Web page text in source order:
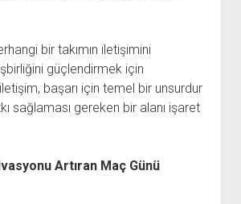
bir takımın iletişimini
güçlendirmek için
başarı için temel bir unsurdur
sağlaması gereken bir alanı işaret
Artıran Maç Günü